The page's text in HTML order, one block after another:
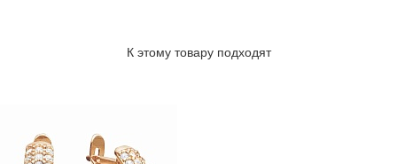
К этому товару подходят